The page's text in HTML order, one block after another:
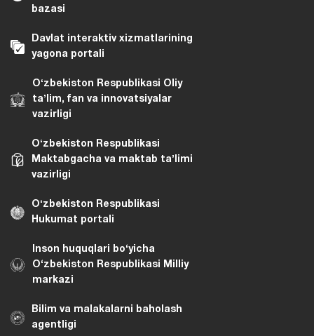
bazasi
Davlat interaktiv xizmatlarining
yagona portali
Oʻzbekiston Respublikasi Oliy
taʼlim, fan va innovatsiyalar
vazirligi
Oʻzbekiston Respublikasi
Maktabgacha va maktab taʼlimi
vazirligi
Oʻzbekiston Respublikasi
Hukumat portali
Inson huquqlari bo‘yicha
O‘zbekiston Respublikasi Milliy
markazi
Bilim va malakalarni baholash
agentligi